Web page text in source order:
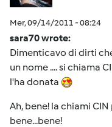
Mer, 09/14/2011 - 08:24
sara70 wrote:
Dimenticavo di dirti
un nome .... si chiama
l'ha donata
Ah, bene! la chiami
bene...bene!